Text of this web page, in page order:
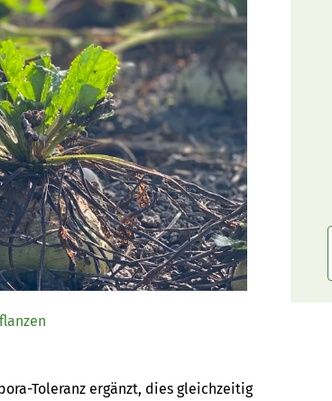
Toleranz ergänzt, dies gleichzeitig